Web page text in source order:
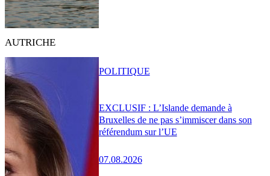
AUTRICHE
EXCLUSIF : L’Islande demande à
Bruxelles de ne pas s’immiscer dans son
référendum sur l’UE
07.08.2026
POLITIQUE